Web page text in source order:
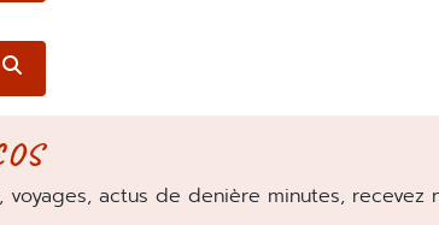
voyages, actus de denière minutes, recevez